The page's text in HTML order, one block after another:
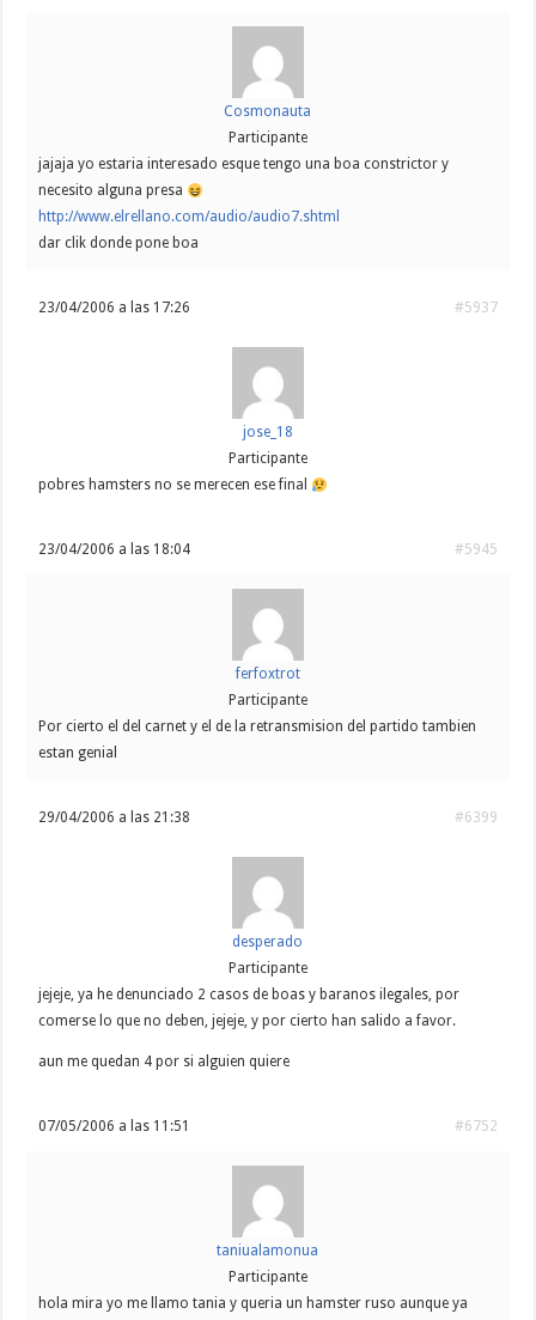
Cosmonauta
Participante
jajaja yo estaria interesado esque tengo una boa constrictor y
necesito alguna presa
http://www.elrellano.com/audio/audio7.shtml
dar clik donde pone boa
23/04/2006 a las 17:26 #5937
jose_18
Participante
pobres hamsters no se merecen ese final
23/04/2006 a las 18:04 #5945
ferfoxtrot
Participante
Por cierto el del carnet y el de la retransmision del partido tambien
estan genial
29/04/2006 a las 21:38 #6399
desperado
Participante
jejeje, ya he denunciado 2 casos de boas y baranos ilegales, por
comerse lo que no deben, jejeje, y por cierto han salido a favor.
aun me quedan 4 por si alguien quiere
07/05/2006 a las 11:51 #6752
taniualamonua
Participante
hola mira yo me llamo tania y queria un hamster ruso aunque ya